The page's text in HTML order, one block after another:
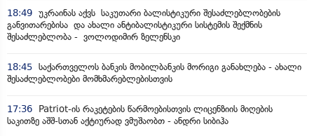
18:49 უკრაინას აქვს საკუთარი ბალისტიკური შესაძლებლობების
განვითარებისა და ახალი ანტიბალისტიკური სისტემის შექმნის
შესაძლებლობა - ვოლოდიმირ ზელენსკი
18:45 საქართველოს ბანკის მობილბანკის მორიგი განახლება - ახალი
შესაძლებლობები მომხმარებლებისთვის
17:36
Patriot-ის რაკეტების წარმოებისთვის ლიცენზიის მიღების
საკითზე აშშ-სთან აქტიურად ვმუშაობთ - ანდრი სიბიჰა